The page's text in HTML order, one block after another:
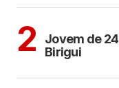
2
Jovem de
Birigui